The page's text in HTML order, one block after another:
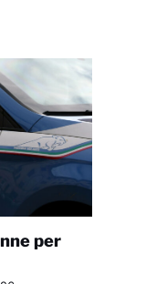
per